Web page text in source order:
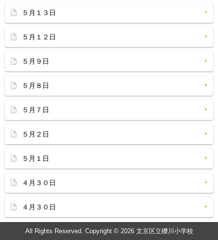
５月１３日
５月１２日
５月９日
５月８日
５月７日
５月２日
５月１日
４月３０日
４月３０日
All Rights Reserved. Copyright © 2026 文京区立礫川小学校